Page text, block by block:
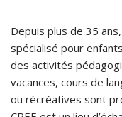
Depuis plus de 35
spécialisé pour
des activités
vacances, cours de
ou récréatives sont